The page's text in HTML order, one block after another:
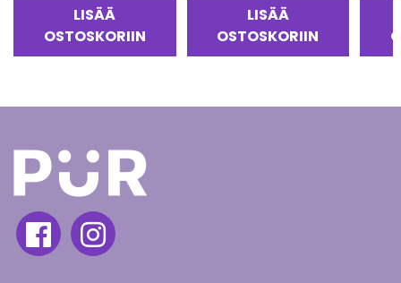
LISÄÄ
OSTOSKORIIN
LISÄÄ
OSTOSKORIIN